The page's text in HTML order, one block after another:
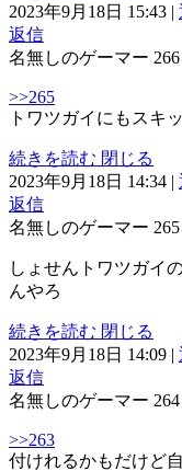
2023年9月18日 15:43 |
返信
名無しのゲーマー 266
>>265
トワツガイにもスキ
続きを読む 閉じる
2023年9月18日 14:34 |
返信
名無しのゲーマー 265
しょせんトワツガイ
んやろ
続きを読む 閉じる
2023年9月18日 14:09 |
返信
名無しのゲーマー 264
>>263
付けれるかもだけど